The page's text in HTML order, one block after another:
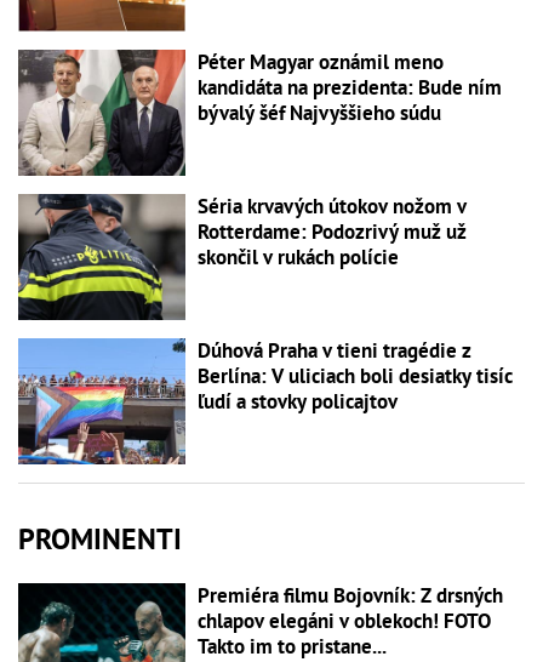
Péter Magyar oznámil meno
kandidáta na prezidenta: Bude ním
bývalý šéf Najvyššieho súdu
Séria krvavých útokov nožom v
Rotterdame: Podozrivý muž už
skončil v rukách polície
Dúhová Praha v tieni tragédie z
Berlína: V uliciach boli desiatky tisíc
ľudí a stovky policajtov
PROMINENTI
Premiéra filmu Bojovník: Z drsných
chlapov elegáni v oblekoch! FOTO
Takto im to pristane...